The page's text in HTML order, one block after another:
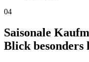
04
Saisonale
Blick besonders